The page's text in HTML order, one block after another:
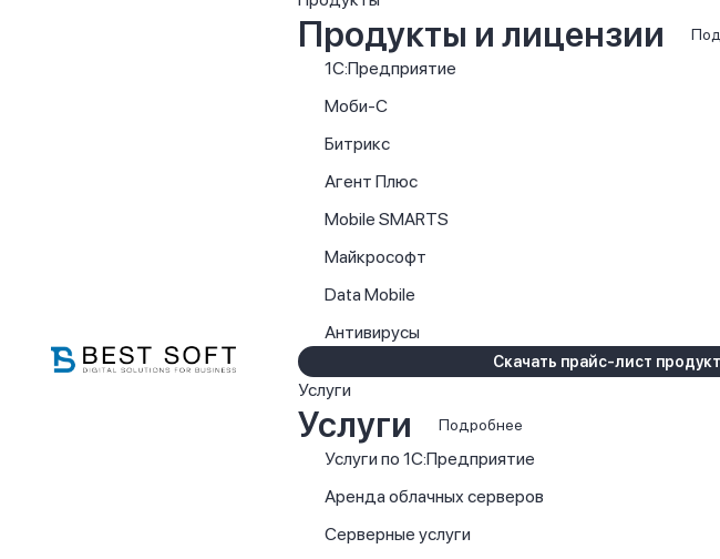
Продукты и лицензии
1С:Предприятие
Моби-С
Битрикс
Агент Плюс
Mobile SMARTS
Майкрософт
Data Mobile
Антивирусы
Скачать прайс-лист
Услуги
Услуги Подробнее
Услуги по 1С:Предприятие
Аренда облачных серверов
Серверные услуги